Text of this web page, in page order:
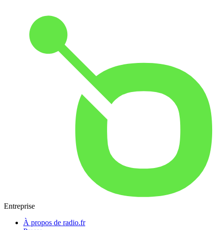
Entreprise
À propos de radio.fr